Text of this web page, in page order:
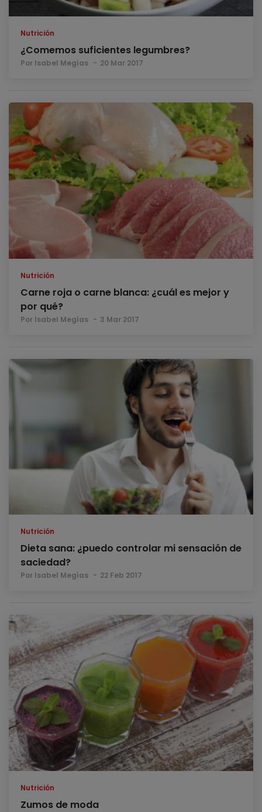
Nutrición
¿Comemos suficientes legumbres?
Por Isabel Megías 20 Mar 2017
Nutrición
Carne roja o carne blanca: ¿cuál es mejor y
por qué?
Por Isabel Megías 3 Mar 2017
Nutrición
Dieta sana: ¿puedo controlar mi sensación de
saciedad?
Por Isabel Megías 22 Feb 2017
Nutrición
Zumos de moda